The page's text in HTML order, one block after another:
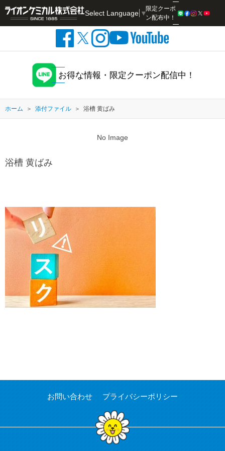
Select Language ▼
限定クーポ
ン配布中！
お得な情報・限定クーポン配信中！
ホーム 添付ファイル 浴槽 黄ばみ
No Image
浴槽 黄ばみ
お問い合わせ プライバシーポリシー
検索